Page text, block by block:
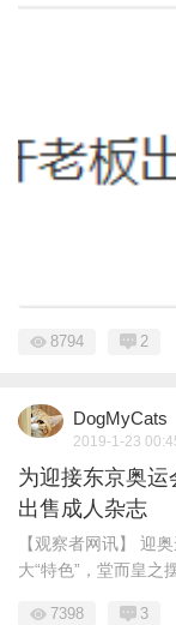
8794 2
DogMyCats
2019-1-23
为迎接东京奥
出售成人杂志
【观察者网讯】 迎
大“特色”，堂而皇之
7398 3